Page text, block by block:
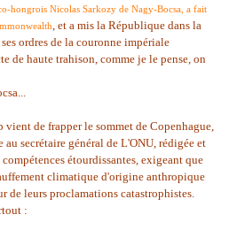
hongrois Nicolas Sarkozy de Nagy-Bocsa, a fait
, et a mis la République dans la
ordres de la couronne impériale
de haute trahison, comme je le pense, on
de frapper le sommet de Copenhague,
secrétaire général de L'ONU, rédigée et
étourdissantes, exigeant que
climatique d'origine anthropique
leurs proclamations catastrophistes.
: